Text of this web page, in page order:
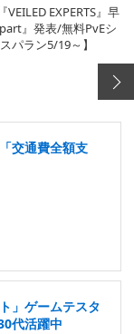
EXPERTS』早
』発表/無料PvEシ
パラン5/19～】
交通費全額支
」ゲームテスタ
代活躍中